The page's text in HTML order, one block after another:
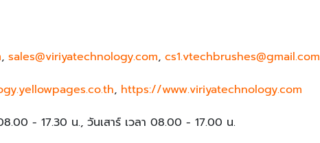
, sales@viriyatechnology.com, cs1.vtechbrushes@gmail.com
, https://www.viriyatechnology.com
- 17.30 น., วันเสาร์ เวลา 08.00 - 17.00 น.